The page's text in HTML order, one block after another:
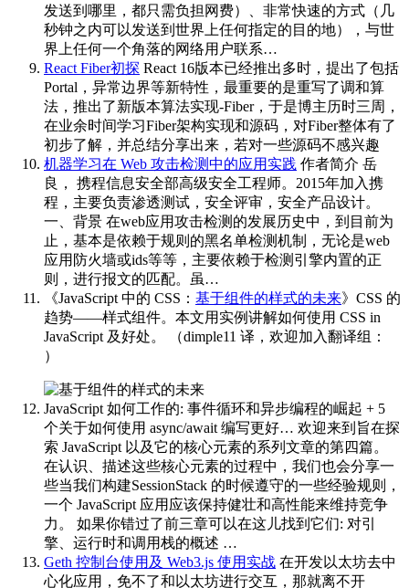
发送到哪里，都只需负担网费）、非常快速的方式（几
秒钟之内可以发送到世界上任何指定的目的地），与世
界上任何一个角落的网络用户联系…
React Fiber初探 React 16版本已经推出多时，提出了包括
Portal，异常边界等新特性，最重要的是重写了调和算
法，推出了新版本算法实现-Fiber，于是博主历时三周，
在业余时间学习Fiber架构实现和源码，对Fiber整体有了
初步了解，并总结分享出来，若对一些源码不感兴趣
机器学习在 Web 攻击检测中的应用实践 作者简介 岳
良， 携程信息安全部高级安全工程师。2015年加入携
程，主要负责渗透测试，安全评审，安全产品设计。
一、背景 在web应用攻击检测的发展历史中，到目前为
止，基本是依赖于规则的黑名单检测机制，无论是web
应用防火墙或ids等等，主要依赖于检测引擎内置的正
则，进行报文的匹配。虽…
《JavaScript 中的 CSS： 基于组件的样式的未来》CSS 的
趋势——样式组件。本文用实例讲解如何使用 CSS in
JavaScript 及好处。
（dimple11 译，欢迎加入翻译组：
） ​​​
JavaScript 如何工作的: 事件循环和异步编程的崛起 + 5
个关于如何使用 async/await 编写更好… 欢迎来到旨在探
索 JavaScript 以及它的核心元素的系列文章的第四篇。
在认识、描述这些核心元素的过程中，我们也会分享一
些当我们构建SessionStack 的时候遵守的一些经验规则，
一个 JavaScript 应用应该保持健壮和高性能来维持竞争
力。 如果你错过了前三章可以在这儿找到它们: 对引
擎、运行时和调用栈的概述 …
Geth 控制台使用及 Web3.js 使用实战 在开发以太坊去中
心化应用，免不了和以太坊进行交互，那就离不开